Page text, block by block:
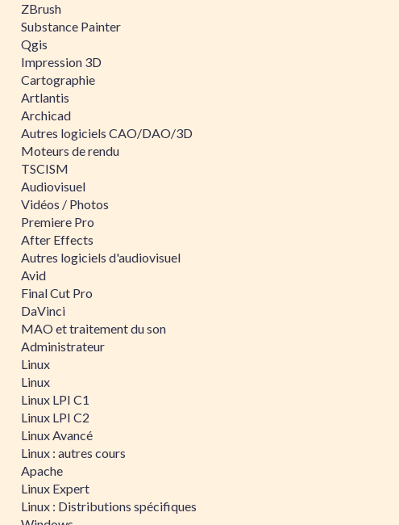
ZBrush
Substance Painter
Qgis
Impression 3D
Cartographie
Artlantis
Archicad
Autres logiciels CAO/DAO/3D
Moteurs de rendu
TSCISM
Audiovisuel
Vidéos / Photos
Premiere Pro
After Effects
Autres logiciels d'audiovisuel
Avid
Final Cut Pro
DaVinci
MAO et traitement du son
Administrateur
Linux
Linux
Linux LPI C1
Linux LPI C2
Linux Avancé
Linux : autres cours
Apache
Linux Expert
Linux : Distributions spécifiques